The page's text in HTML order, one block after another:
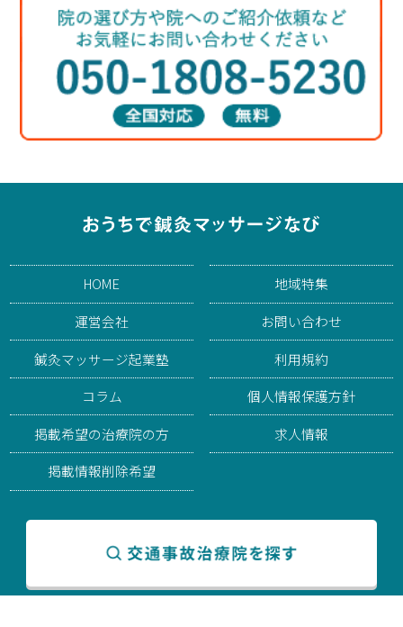
HOME
運営会社
鍼灸マッサージ起業塾
コラム
掲載希望の治療院の方
掲載情報削除希望
地域特集
お問い合わせ
利用規約
個人情報保護方針
求人情報